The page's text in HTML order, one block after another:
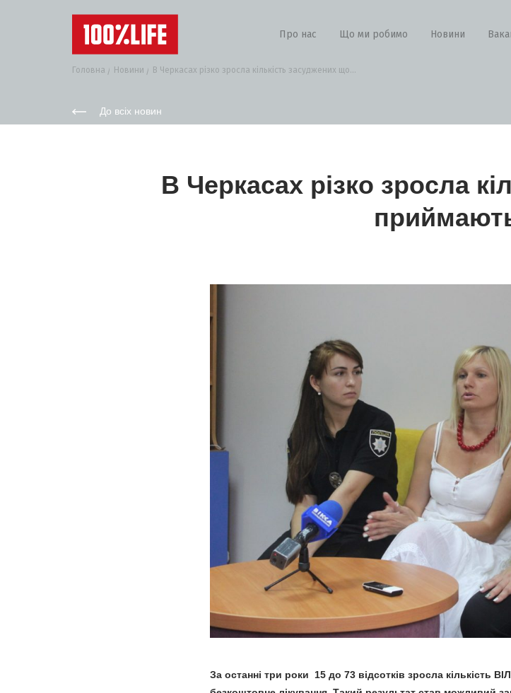
Про нас Що ми робимо Новини
Головна Новини В Черкасах різко зросла кількість засуджених що...
До всіх новин
В Черкасах різко зросла
За останні три роки 15 до 73 відсотків зросла кількість